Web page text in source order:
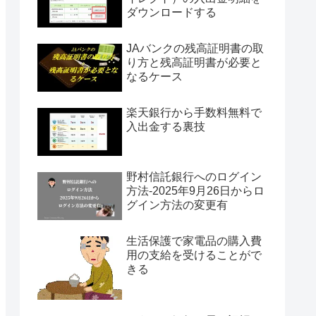
ダウンロードする
JAバンクの残高証明書の取
り方と残高証明書が必要と
なるケース
楽天銀行から手数料無料で
入出金する裏技
野村信託銀行へのログイン
方法-2025年9月26日からロ
グイン方法の変更有
生活保護で家電品の購入費
用の支給を受けることがで
きる